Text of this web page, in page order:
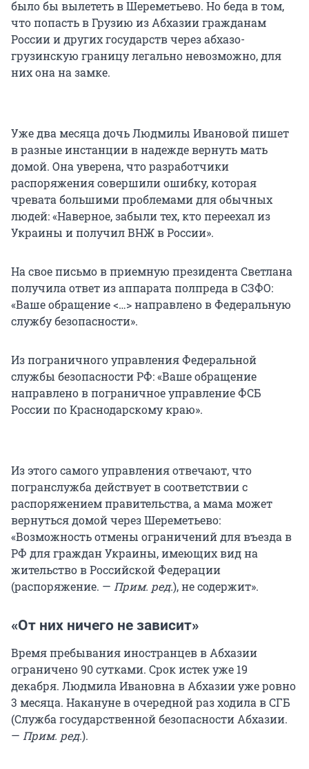
было бы вылететь в Шереметьево. Но беда в том,
что попасть в Грузию из Абхазии гражданам
России и других государств через абхазо-
грузинскую границу легально невозможно, для
них она на замке.
Уже два месяца дочь Людмилы Ивановой пишет
в разные инстанции в надежде вернуть мать
домой. Она уверена, что разработчики
распоряжения совершили ошибку, которая
чревата большими проблемами для обычных
людей: «Наверное, забыли тех, кто переехал из
Украины и получил ВНЖ в России».
На свое письмо в приемную президента Светлана
получила ответ из аппарата полпреда в СЗФО:
«Ваше обращение <…> направлено в Федеральную
службу безопасности».
Из пограничного управления Федеральной
службы безопасности РФ: «Ваше обращение
направлено в пограничное управление ФСБ
России по Краснодарскому краю».
Из этого самого управления отвечают, что
погранслужба действует в соответствии с
распоряжением правительства, а мама может
вернуться домой через Шереметьево:
«Возможность отмены ограничений для въезда в
РФ для граждан Украины, имеющих вид на
жительство в Российской Федерации
(распоряжение. — Прим. ред.), не содержит».
«От них ничего не зависит»
Время пребывания иностранцев в Абхазии
ограничено 90 сутками. Срок истек уже 19
декабря. Людмила Ивановна в Абхазии уже ровно
3 месяца. Накануне в очередной раз ходила в СГБ
(Служба государственной безопасности Абхазии.
— Прим. ред.).